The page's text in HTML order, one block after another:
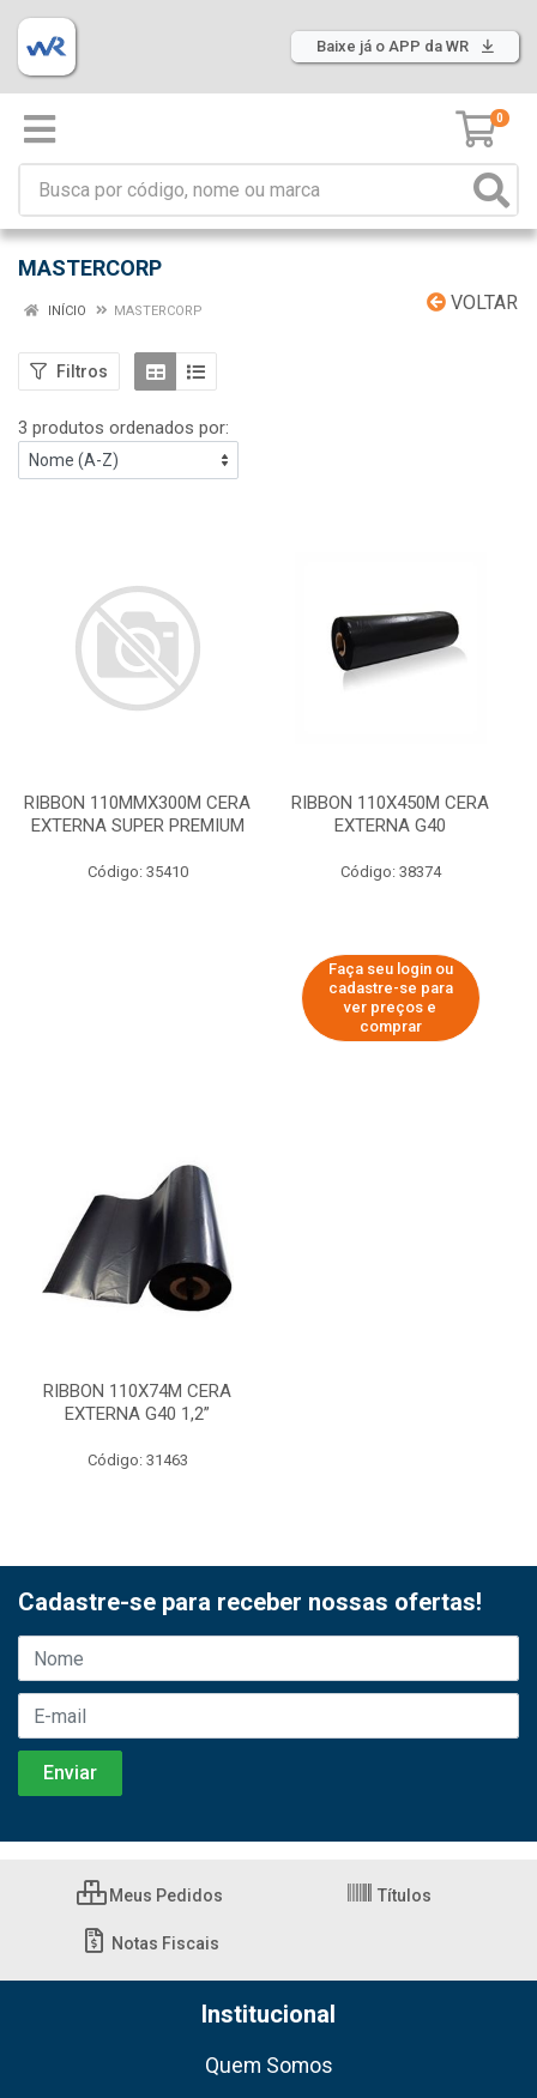
Baixe já o APP da WR
0
MASTERCORP
VOLTAR
INÍCIO MASTERCORP
Filtros
3 produtos ordenados por:
RIBBON 110MMX300M CERA
EXTERNA SUPER PREMIUM
Código: 35410
RIBBON 110X450M CERA
EXTERNA G40
Código: 38374
Faça seu login ou
cadastre-se para
ver preços e
comprar
RIBBON 110X74M CERA
EXTERNA G40 1,2”
Código: 31463
Cadastre-se para receber nossas ofertas!
Meus Pedidos Títulos
Notas Fiscais
Institucional
Quem Somos